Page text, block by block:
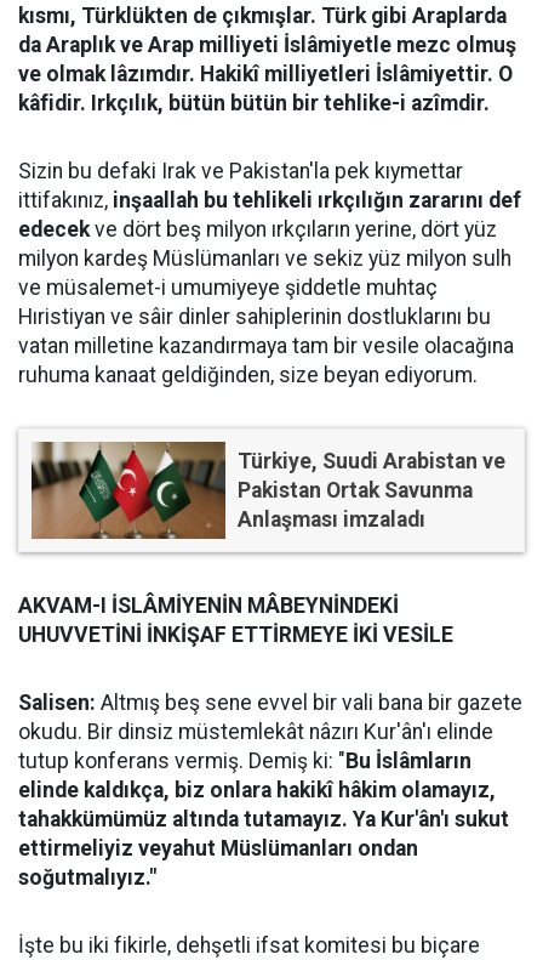
kısmı, Türklükten de çıkmışlar. Türk gibi Araplarda
da Araplık ve Arap milliyeti İslâmiyetle mezc olmuş
ve olmak lâzımdır. Hakikî milliyetleri İslâmiyettir. O
kâfidir. Irkçılık, bütün bütün bir tehlike-i azîmdir.
Sizin bu defaki Irak ve Pakistan'la pek kıymettar
ittifakınız, inşaallah bu tehlikeli ırkçılığın zararını def
edecekve dört beş milyon ırkçıların yerine, dört yüz
milyon kardeş Müslümanları ve sekiz yüz milyon sulh
ve müsalemet-i umumiyeye şiddetle muhtaç
Hıristiyan ve sâir dinler sahiplerinin dostluklarını bu
vatan milletine kazandırmaya tam bir vesile olacağına
ruhuma kanaat geldiğinden, size beyan ediyorum.
Türkiye, Suudi Arabistan ve
Pakistan Ortak Savunma
Anlaşması imzaladı
AKVAM-I İSLÂMİYENİN MÂBEYNİNDEKİ
UHUVVETİNİ İNKİŞAF ETTİRMEYE İKİ VESİLE
Salisen: Altmış beş sene evvel bir vali bana bir gazete
okudu. Bir dinsiz müstemlekât nâzırı Kur'ân'ı elinde
tutup konferans vermiş. Demiş ki: " Bu İslâmların
elinde kaldıkça, biz onlara hakikî hâkim olamayız,
tahakkümümüz altında tutamayız. Ya Kur'ân'ı sukut
ettirmeliyiz veyahut Müslümanları ondan
soğutmalıyız."
İşte bu iki fikirle, dehşetli ifsat komitesi bu biçare